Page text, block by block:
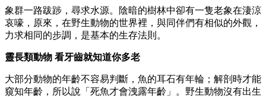
象群一路跋踄，尋求水源。陰暗的樹林中卻有一隻老象在淒涼
哀嚎，原來，在野生動物的世界裡，與同伴們有相似的外觀，
力求相同的步調，是基本的生存法則。
靈長類動物 看牙齒就知道你多老
大部分動物的年齡不容易判斷，魚的耳石有年輪；解剖時才能
窺知年齡，所以說「死魚才會洩露年齡」。野生動物沒有出生